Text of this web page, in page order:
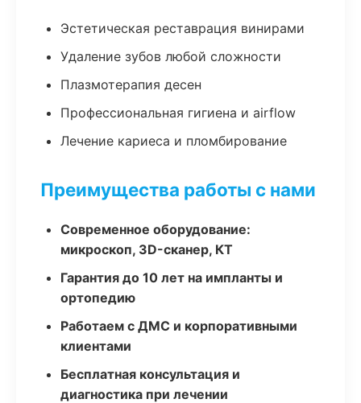
Эстетическая реставрация винирами
Удаление зубов любой сложности
Плазмотерапия десен
Профессиональная гигиена и airflow
Лечение кариеса и пломбирование
Преимущества работы с нами
Современное оборудование:
микроскоп, 3D-сканер, КТ
Гарантия до 10 лет на импланты и
ортопедию
Работаем с ДМС и корпоративными
клиентами
Бесплатная консультация и
диагностика при лечении